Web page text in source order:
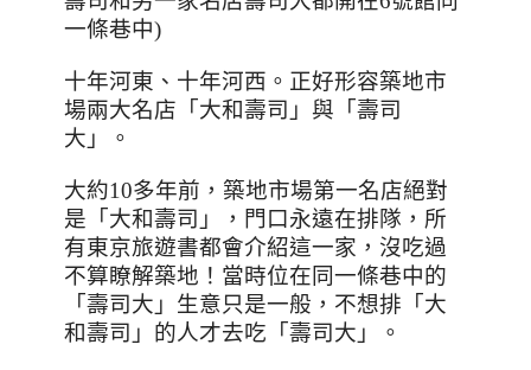
一條巷中)
十年河東、十年河西。正好形容築地市
場兩大名店「大和壽司」與「壽司
大」。
大約10多年前，築地市場第一名店絕對
是「大和壽司」，門口永遠在排隊，所
有東京旅遊書都會介紹這一家，沒吃過
不算瞭解築地！當時位在同一條巷中的
「壽司大」生意只是一般，不想排「大
和壽司」的人才去吃「壽司大」。